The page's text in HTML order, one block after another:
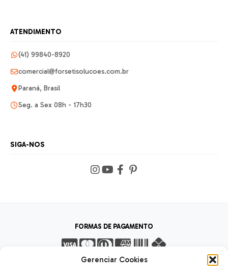
Gerenciar Cookies
ATENDIMENTO
(41) 99840-8920
comercial@forsetisolucoes.com.br
Paraná, Brasil
Seg. a Sex 08h - 17h30
SIGA-NOS
FORMAS DE PAGAMENTO